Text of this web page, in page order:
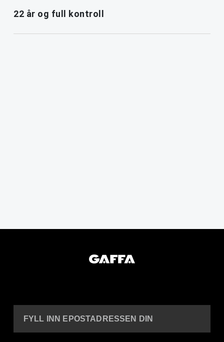
22 år og full kontroll
FYLL INN EPOSTADRESSEN DIN